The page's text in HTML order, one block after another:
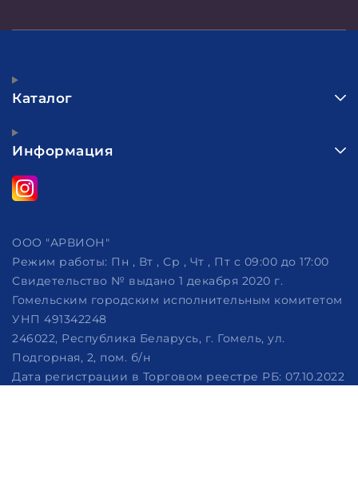
Каталог
Информация
ООО "АРВИОН"
Режим работы: Пн , Вт , Ср , Чт , Пт c 09:00 до 17:00
Свидетельство № выдано 1 декабря 2020 г.
Гомельским городским исполнительным комитетом
УНП 491342248
246022, Республика Беларусь, г. Гомель, ул.
Подгорная, 2, пом. б/н
Дата регистрации в Торговом реестре РБ: 07.10.2022